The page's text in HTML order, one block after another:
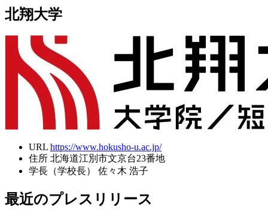
北翔大学
URL https://www.hokusho-u.ac.jp/
住所 北海道江別市文京台23番地
学長（学校長）
佐々木 浩子
最近のプレスリリース